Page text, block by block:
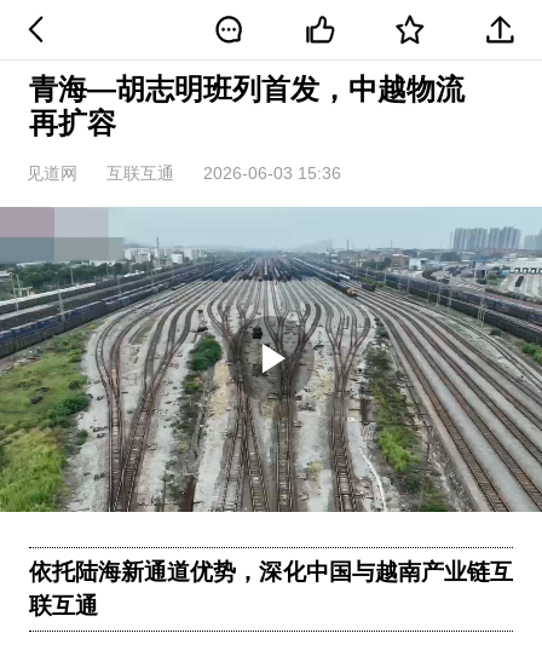
青海—胡志明班列首发，中越物流
再扩容
见道网 互联互通 2026-06-03 15:36
Play
Video
依托陆海新通道优势，深化中国与越南产业链互
联互通